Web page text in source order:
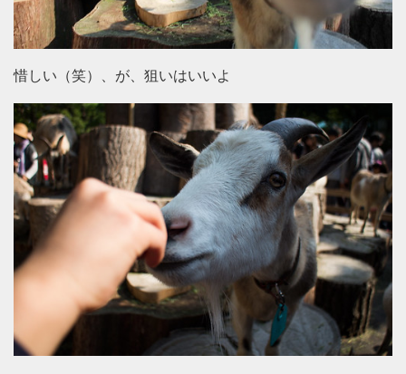
惜しい（笑）、が、狙いはいいよ